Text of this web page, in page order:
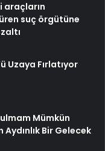
araçların
suç örgütüne
Uzaya Fırlatıyor
Mümkün
Bir Gelecek